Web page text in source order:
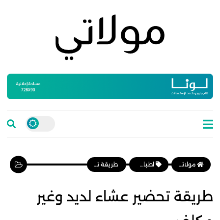
مولاتي موقع نسائي مغربي يهتم بالمرأة المغربية، وأخبار الأسرة و المجتمع اطباق رئيسية طريقة تحضير عشاء لديد وغير مكلف
طريقة تحضير عشاء لديد وغير